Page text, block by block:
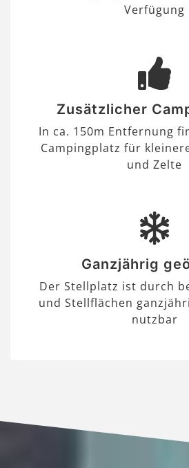
Verfügung
Zusätzlicher
In ca. 150m Entfernung
Campingplatz für
und Zelte
Ganzjährig
Der Stellplatz ist durch
und Stellflächen
nutzbar